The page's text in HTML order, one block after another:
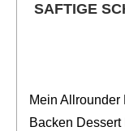
SAFTIGE
Mein
Backen